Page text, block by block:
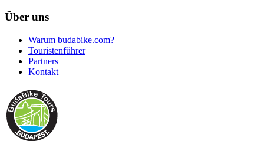
Über uns
Warum budabike.com?
Touristenführer
Partners
Kontakt